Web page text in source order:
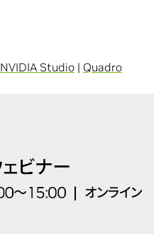
NVIDIA Studio | Quadro